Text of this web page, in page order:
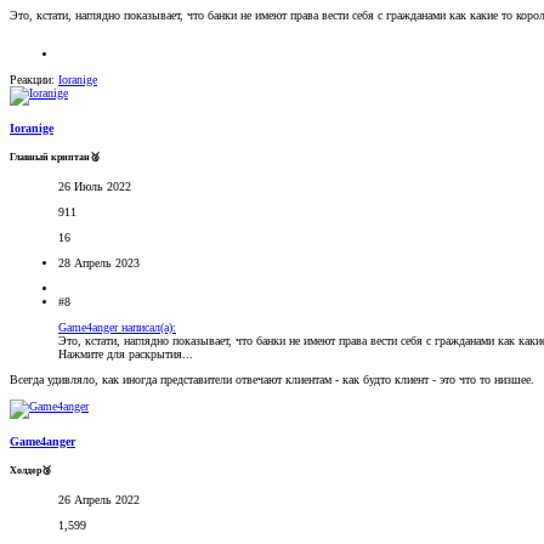
Это, кстати, наглядно показывает, что банки не имеют права вести себя с гражданами как какие то
Реакции: Ioranige
Ioranige
Главный криптан🥈
26 Июль 2022
911
16
28 Апрель 2023
#8
Game4anger написал(а):
Это, кстати, наглядно показывает, что банки не имеют права вести себя с гражданами как
Нажмите для раскрытия...
Всегда удивляло, как иногда представители отвечают клиентам - как будто клиент - это что то низшее.
Game4anger
Холдер🥉
26 Апрель 2022
1,599